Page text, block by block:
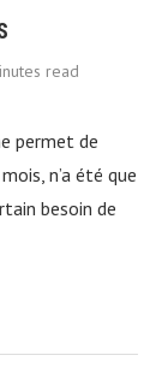
read
permet de
n’a été que
besoin de